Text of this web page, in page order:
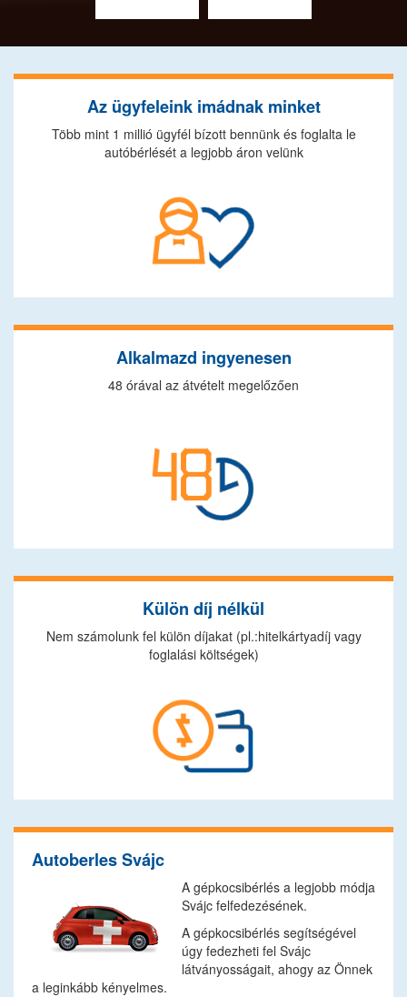
Az ügyfeleink imádnak minket
Több mint 1 millió ügyfél bízott bennünk és foglalta le
autóbérlését a legjobb áron velünk
Alkalmazd ingyenesen
48 órával az átvételt megelőzően
Külön díj nélkül
Nem számolunk fel külön díjakat (pl.:hitelkártyadíj vagy
foglalási költségek)
Autoberles Svájc
A gépkocsibérlés a legjobb módja
Svájc felfedezésének.
A gépkocsibérlés segítségével
úgy fedezheti fel Svájc
látványosságait, ahogy az Önnek
a leginkább kényelmes.